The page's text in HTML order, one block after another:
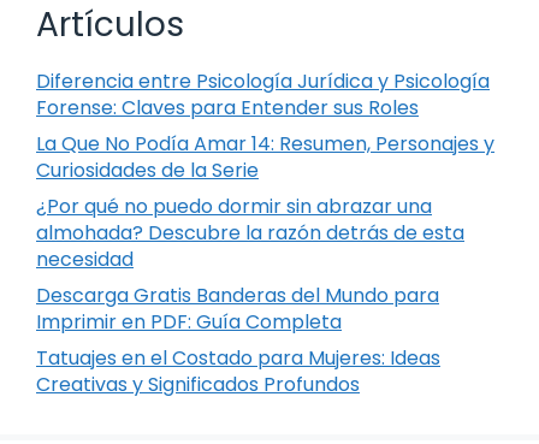
Artículos
Diferencia entre Psicología Jurídica y Psicología
Forense: Claves para Entender sus Roles
La Que No Podía Amar 14: Resumen, Personajes y
Curiosidades de la Serie
¿Por qué no puedo dormir sin abrazar una
almohada? Descubre la razón detrás de esta
necesidad
Descarga Gratis Banderas del Mundo para
Imprimir en PDF: Guía Completa
Tatuajes en el Costado para Mujeres: Ideas
Creativas y Significados Profundos